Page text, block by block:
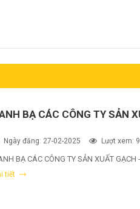
BẠ CÁC CÔNG TY SẢN
Ngày đăng: 27-02-2025 Lượt xem:
BẠ CÁC CÔNG TY SẢN XUẤT GẠCH
tiết